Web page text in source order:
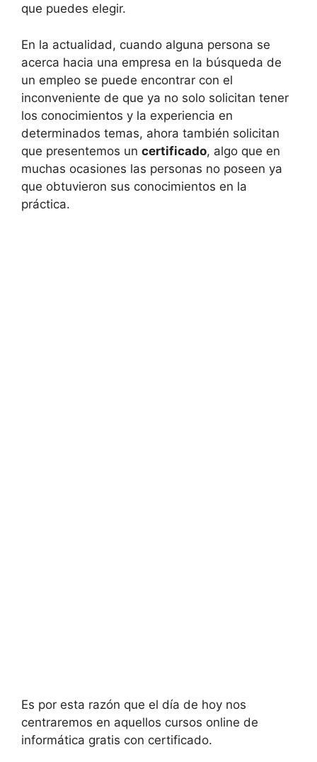
que puedes elegir.
En la actualidad, cuando alguna persona se
acerca hacia una empresa en la búsqueda de
un empleo se puede encontrar con el
inconveniente de que ya no solo solicitan tener
los conocimientos y la experiencia en
determinados temas, ahora también solicitan
que presentemos un certificado, algo que en
muchas ocasiones las personas no poseen ya
que obtuvieron sus conocimientos en la
práctica.
Es por esta razón que el día de hoy nos
centraremos en aquellos cursos online de
informática gratis con certificado.